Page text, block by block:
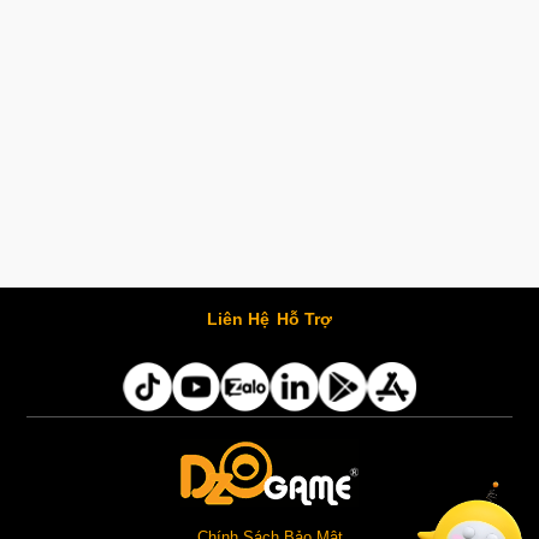
Liên Hệ Hỗ Trợ